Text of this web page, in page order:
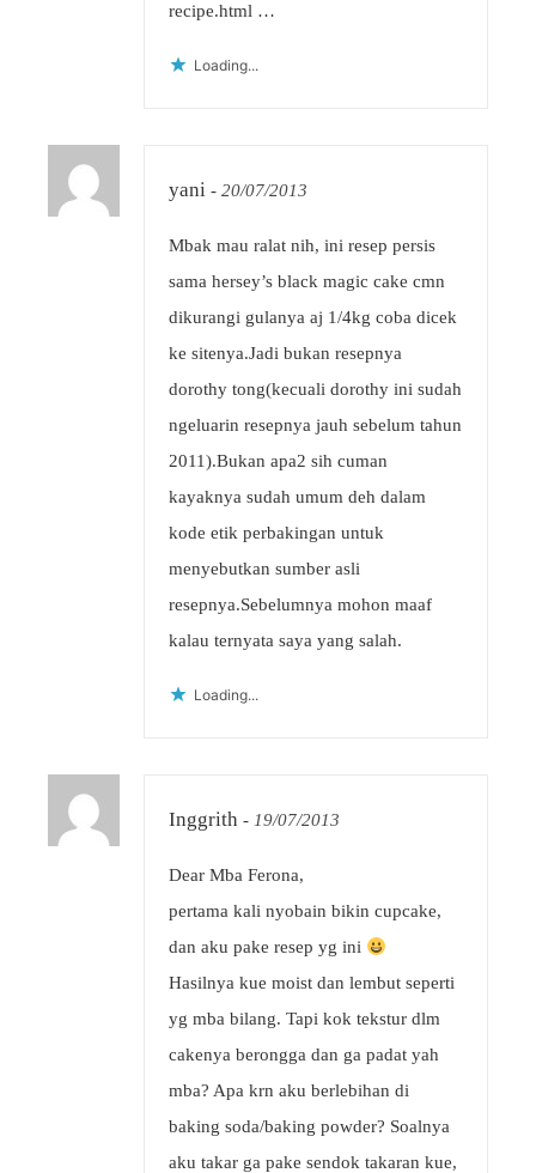
recipe.html …
Loading...
yani - 20/07/2013
Mbak mau ralat nih, ini resep persis
sama hersey’s black magic cake cmn
dikurangi gulanya aj 1/4kg coba dicek
ke sitenya.Jadi bukan resepnya
dorothy tong(kecuali dorothy ini sudah
ngeluarin resepnya jauh sebelum tahun
2011).Bukan apa2 sih cuman
kayaknya sudah umum deh dalam
kode etik perbakingan untuk
menyebutkan sumber asli
resepnya.Sebelumnya mohon maaf
kalau ternyata saya yang salah.
Loading...
Inggrith - 19/07/2013
Dear Mba Ferona,
pertama kali nyobain bikin cupcake,
dan aku pake resep yg ini
Hasilnya kue moist dan lembut seperti
yg mba bilang. Tapi kok tekstur dlm
cakenya berongga dan ga padat yah
mba? Apa krn aku berlebihan di
baking soda/baking powder? Soalnya
aku takar ga pake sendok takaran kue,